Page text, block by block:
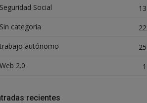
Seguridad Social
13
Sin categoría
22
trabajo autónomo
25
Web 2.0
1
recientes